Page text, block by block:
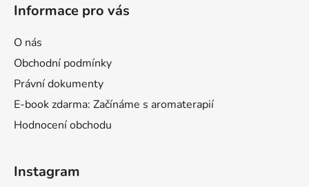
Informace pro vás
O nás
Obchodní podmínky
Právní dokumenty
E-book zdarma: Začínáme s aromaterapií
Hodnocení obchodu
Instagram